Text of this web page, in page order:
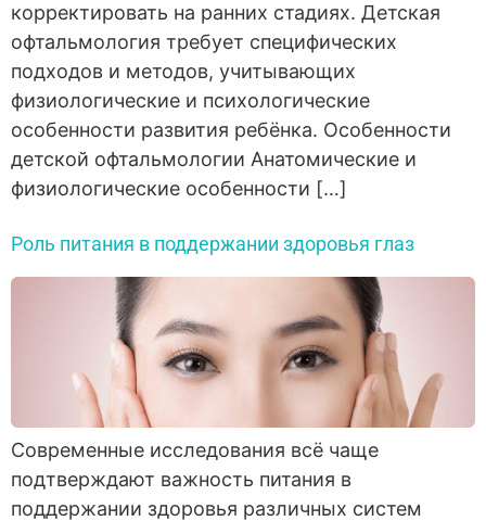
корректировать на ранних стадиях. Детская
офтальмология требует специфических
подходов и методов, учитывающих
физиологические и психологические
особенности развития ребёнка. Особенности
детской офтальмологии Анатомические и
физиологические особенности […]
Роль питания в поддержании здоровья глаз
Современные исследования всё чаще
подтверждают важность питания в
поддержании здоровья различных систем